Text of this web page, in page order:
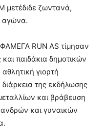
μετέδιδε ζωντανά,
αγώνα.
RUN AS τίμησαν
παιδάκια δημοτικών
γιορτή
της εκδήλωσης
και βράβευση
και γυναικών